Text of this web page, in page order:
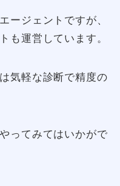
ージェントですが、
も運営しています。
気軽な診断で精度の
ってみてはいかがで